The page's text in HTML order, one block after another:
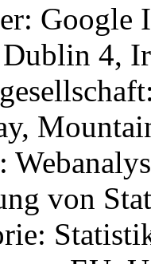
Google
Dublin 4,
von